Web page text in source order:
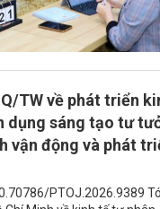
TW về phát triển
dụng sáng tạo tư
vận động và phát
PTOJ.2026.9389